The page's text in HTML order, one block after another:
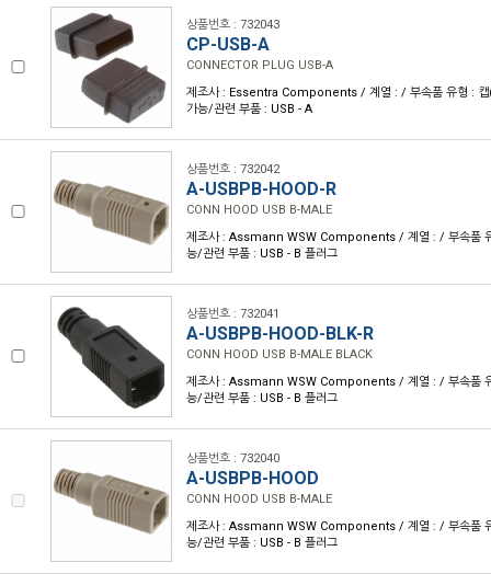
상품번호 : 732043
CP-USB-A
CONNECTOR PLUG USB-A
제조사 : Essentra Components / 계열 : / 부속품 유형 : 캡
가능/관련 부품 : USB - A
상품번호 : 732042
A-USBPB-HOOD-R
CONN HOOD USB B-MALE
제조사 : Assmann WSW Components / 계열 : / 부속품
능/관련 부품 : USB - B 플러그
상품번호 : 732041
A-USBPB-HOOD-BLK-R
CONN HOOD USB B-MALE BLACK
제조사 : Assmann WSW Components / 계열 : / 부속품
능/관련 부품 : USB - B 플러그
상품번호 : 732040
A-USBPB-HOOD
CONN HOOD USB B-MALE
제조사 : Assmann WSW Components / 계열 : / 부속품
능/관련 부품 : USB - B 플러그